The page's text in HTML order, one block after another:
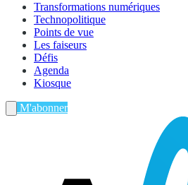
Transformations numériques
Technopolitique
Points de vue
Les faiseurs
Défis
Agenda
Kiosque
M'abonner